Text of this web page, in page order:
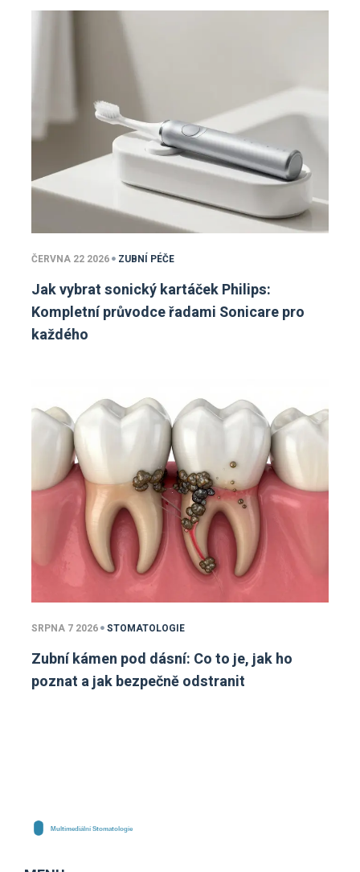
ČERVNA 22 2026 ZUBNÍ PÉČE
Jak vybrat sonický kartáček Philips:
Kompletní průvodce řadami Sonicare pro
každého
SRPNA 7 2026 STOMATOLOGIE
Zubní kámen pod dásní: Co to je, jak ho
poznat a jak bezpečně odstranit